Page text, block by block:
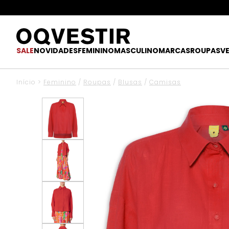
SALENOVIDADESFEMININOMASCULINOMARCASROUPAS
Início > Feminino / Roupas / Blusas / Camisas